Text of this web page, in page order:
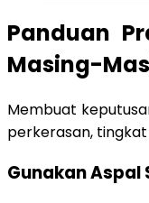
Panduan
Masing-
Membuat
perkerasan,
Gunakan Aspal